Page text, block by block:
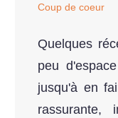
Coup de coeur
Quelques
peu
jusqu'à en
rassurante,